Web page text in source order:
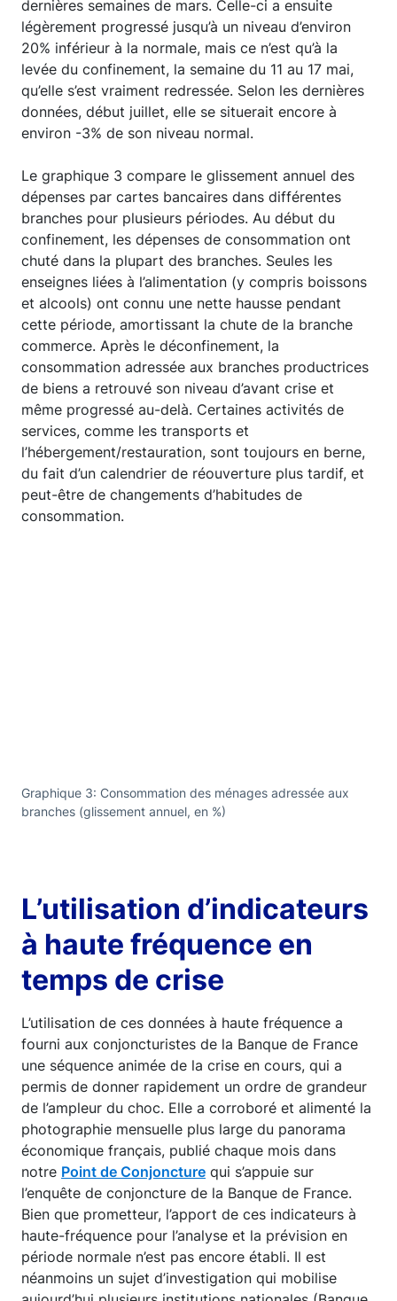
dernières semaines de mars. Celle-ci a ensuite
légèrement progressé jusqu’à un niveau d’environ
20% inférieur à la normale, mais ce n’est qu’à la
levée du confinement, la semaine du 11 au 17 mai,
qu’elle s’est vraiment redressée. Selon les dernières
données, début juillet, elle se situerait encore à
environ -3% de son niveau normal.
Le graphique 3 compare le glissement annuel des
dépenses par cartes bancaires dans différentes
branches pour plusieurs périodes. Au début du
confinement, les dépenses de consommation ont
chuté dans la plupart des branches. Seules les
enseignes liées à l’alimentation (y compris boissons
et alcools) ont connu une nette hausse pendant
cette période, amortissant la chute de la branche
commerce. Après le déconfinement, la
consommation adressée aux branches productrices
de biens a retrouvé son niveau d’avant crise et
même progressé au-delà. Certaines activités de
services, comme les transports et
l’hébergement/restauration, sont toujours en berne,
du fait d’un calendrier de réouverture plus tardif, et
peut-être de changements d’habitudes de
consommation.
Graphique 3: Consommation des ménages adressée aux
branches (glissement annuel, en %)
L’utilisation d’indicateurs
à haute fréquence en
temps de crise
L’utilisation de ces données à haute fréquence a
fourni aux conjoncturistes de la Banque de France
une séquence animée de la crise en cours, qui a
permis de donner rapidement un ordre de grandeur
de l’ampleur du choc. Elle a corroboré et alimenté la
photographie mensuelle plus large du panorama
économique français, publié chaque mois dans
notre Point de Conjoncture qui s’appuie sur
l’enquête de conjoncture de la Banque de France.
Bien que prometteur, l’apport de ces indicateurs à
haute-fréquence pour l’analyse et la prévision en
période normale n’est pas encore établi. Il est
néanmoins un sujet d’investigation qui mobilise